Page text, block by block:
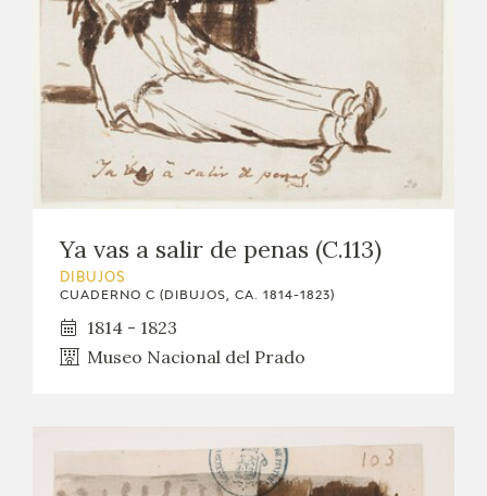
Ya vas a salir de penas (C.113)
DIBUJOS
CUADERNO C (DIBUJOS, CA. 1814-1823)
1814 - 1823
Museo Nacional del Prado